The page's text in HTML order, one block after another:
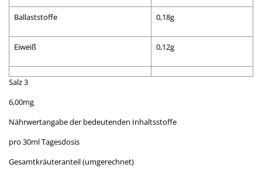
Ballaststoffe 0,18g
Eiweiß 0,12g
Salz 3
6,00mg
Nährwertangabe der bedeutenden Inhaltsstoffe
pro 30ml Tagesdosis
Gesamtkräuteranteil (umgerechnet)